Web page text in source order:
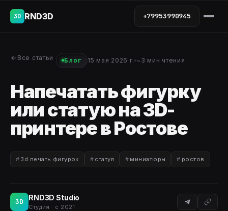
3D RND3D +79953990945
Все статьи Блог 15 мая 2026 г. ~3 мин чтения
Напечатать фигурку
или статую на 3D-
принтере в Ростове
3d печать фигурок статуя миниатюры ростов
3D RND3D Studio
Студия · с 2021